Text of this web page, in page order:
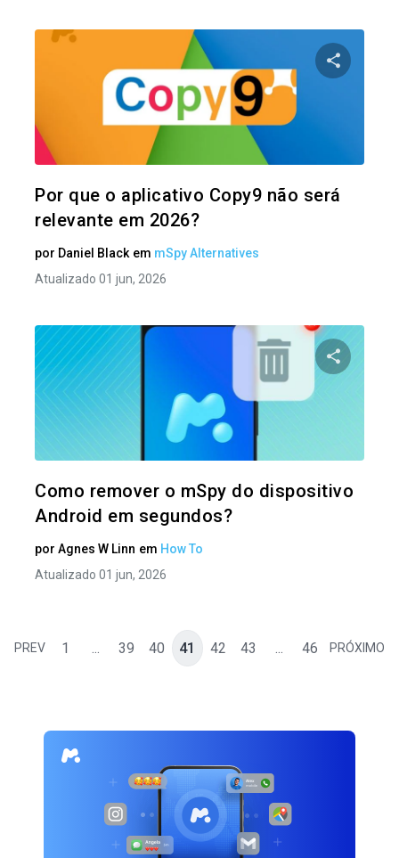
Por que o aplicativo Copy9 não será
relevante em 2026?
por Daniel Black em mSpy Alternatives
Atualizado 01 jun, 2026
Como remover o mSpy do dispositivo
Android em segundos?
por Agnes W Linn em How To
Atualizado 01 jun, 2026
PREV 1 ... 39 40 41 42 43 ... 46 PRÓXIMO